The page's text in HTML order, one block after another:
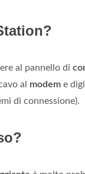
al pannello di
al modem e
di connessione).